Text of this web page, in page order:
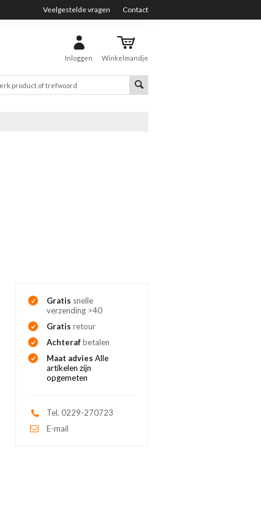
Veelgestelde vragen Contact
Inloggen Winkelmandje
Gratis snelle
verzending >40
Gratis retour
Achterafbetalen
Maat adviesAlle
artikelen zijn
opgemeten
Tel. 0229-270723
E-mail